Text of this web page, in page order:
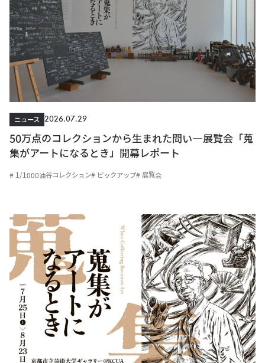
ニュース
2026.07.29
50万点のコレクションから生まれた問い―展覧会「蒐
集がアートになるとき」開幕レポート
# 1/1000油谷コレクション# ピックアップ# 展覧会